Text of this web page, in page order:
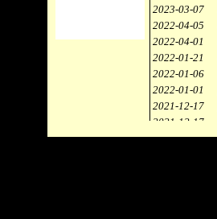
2023-03-07
2022-04-05
2022-04-01
2022-01-21
2022-01-06
2022-01-01
2021-12-17
2021-12-17
2021-12-17